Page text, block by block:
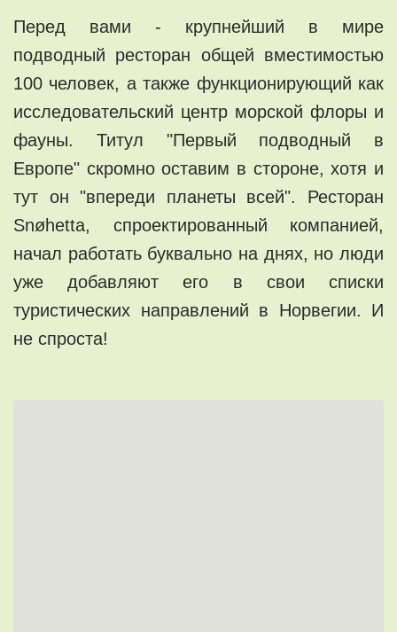
Перед вами - крупнейший в мире
подводный ресторан общей вместимостью
100 человек, а также функционирующий как
исследовательский центр морской флоры и
фауны. Титул "Первый подводный в
Европе" скромно оставим в стороне, хотя и
тут он "впереди планеты всей". Ресторан
Snøhetta, спроектированный компанией,
начал работать буквально на днях, но люди
уже добавляют его в свои списки
туристических направлений в Норвегии. И
не спроста!